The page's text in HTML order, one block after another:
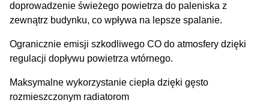
doprowadzenie świeżego powietrza do paleniska z
zewnątrz budynku, co wpływa na lepsze spalanie.
Ogranicznie emisji szkodliwego CO do atmosfery dzięki
regulacji dopływu powietrza wtórnego.
Maksymalne wykorzystanie ciepła dzięki gęsto
rozmieszczonym radiatorom